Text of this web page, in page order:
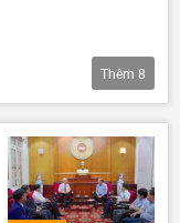
Thêm 8